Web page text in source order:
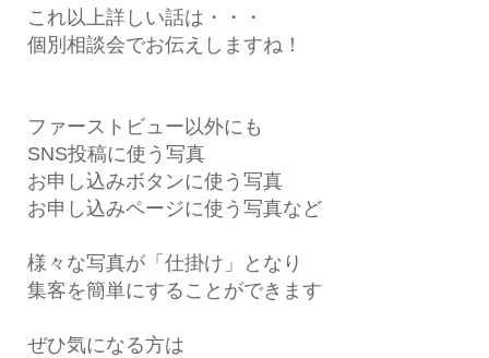
これ以上詳しい話は・・・
個別相談会でお伝えしますね！
ファーストビュー以外にも
SNS投稿に使う写真
お申し込みボタンに使う写真
お申し込みページに使う写真など
様々な写真が「仕掛け」となり
集客を簡単にすることができます
ぜひ気になる方は